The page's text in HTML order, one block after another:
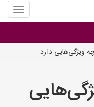
منوی
سایت
سال
ویژگی‌هایی دارد